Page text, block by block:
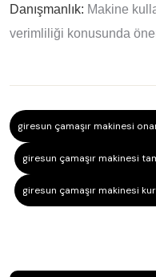
Danışmanlık: Makine
verimliliği konusunda
giresun çamaşır makinesi
giresun çamaşır makinesi
giresun çamaşır makinesi